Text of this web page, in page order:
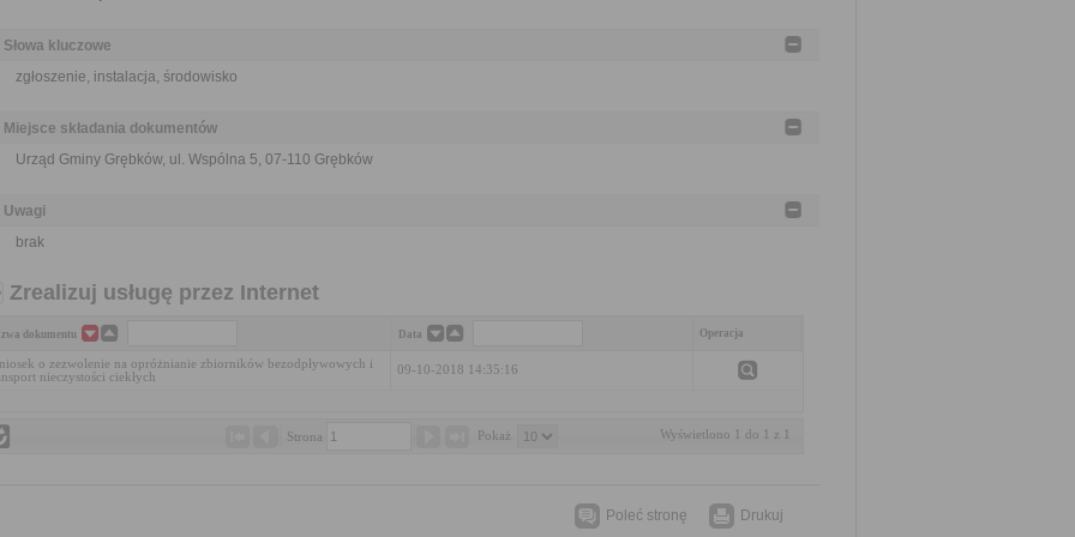
Słowa kluczowe
zgłoszenie, instalacja, środowisko
Miejsce składania dokumentów
Urząd Gminy Grębków, ul. Wspólna 5, 07-110 Grębków
Uwagi
brak
Zrealizuj usługę przez Internet
dokumentu Data Operacja
o zezwolenie na opróżnianie zbiorników bezodpływowych i
nieczystości ciekłych
09-10-2018 14:35:16
Strona Pokaż Wyświetlono 1 do 1 z 1
Poleć stronę Drukuj